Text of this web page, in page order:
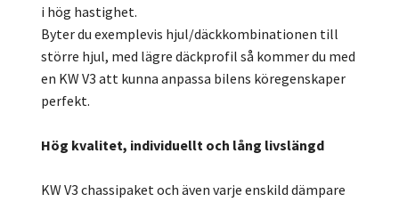
i hög hastighet.
Byter du exemplevis hjul/däckkombinationen till
större hjul, med lägre däckprofil så kommer du med
en KW V3 att kunna anpassa bilens köregenskaper
perfekt.
Hög kvalitet, individuellt och lång livslängd
KW V3 chassipaket och även varje enskild dämpare